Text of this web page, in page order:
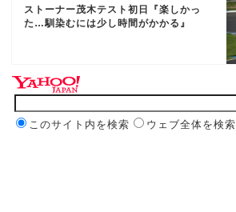
ストーナー茂木テスト初日『楽しかっ
た…馴染むには少し時間がかかる』
このサイト内を検索 ウェブ全体を検索